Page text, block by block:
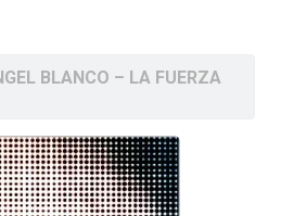
BLANCO – LA FUERZA